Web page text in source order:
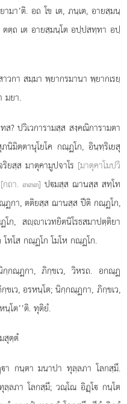
า’ติ. อถ โข เต, ภนฺเต, อายสฺมนฺ
ตตฺถ เต อายสฺมนฺโต อปฺปสทฺทา อปฺ
วกา สมฺมา พฺยากรมานา พฺยากเรยฺ
มยา.
ส? ปวิเวการามสฺส สงฺคณิการามตา
มิตฺตานุโยโค กณฺฏโก, อินฺทฺริเยสุ
สฺส มาตุคามูปจาโร [มาตุคาโมปวิ
[กถา. ๓๓๓] ปมสฺส ฌานสฺส สทฺโท
ฏกา, ตติยสฺส ฌานสฺส ปีติ กณฺฏโก,
, สฺาเวทยิตนิโรธสมาปตฺติยา
ทโส กณฺฏโก โมโห กณฺฏโก.
กณฺฏกา, ภิกฺขเว, วิหรถ. อกณฺฏ
เว, อรหนฺโต; นิกฺกณฺฏกา, ภิกฺขเว,
โต’’ติ. ทุติยํ.
สุตฺตํ
า กนฺตา มนาปา ทุลฺลภา โลกสฺมึ.
ลภา โลกสฺมึ; วณฺโณ อิฏฺโ กนฺโต